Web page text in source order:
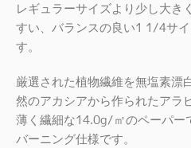
レギュラーサイズより少し大き
すい、バランスの良い1 1/4サ
す。
厳選された植物繊維を無塩素漂
然のアカシアから作られたアラ
薄く繊細な14.0g/㎡のペーパー
バーニング仕様です。